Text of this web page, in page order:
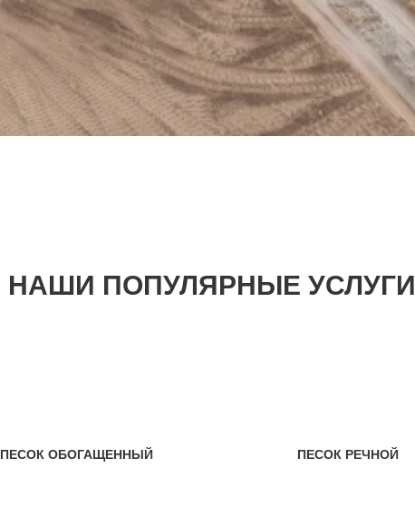
НАШИ ПОПУЛЯРНЫЕ УСЛУГИ
ПЕСОК ОБОГАЩЕННЫЙ ПЕСОК РЕЧНОЙ